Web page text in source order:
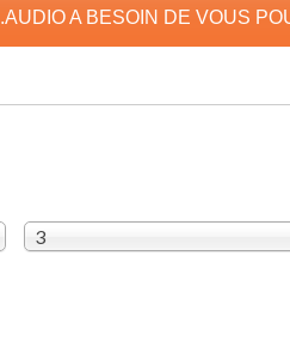
A BESOIN DE VOUS
3